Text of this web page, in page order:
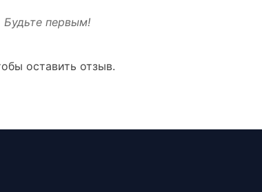
Будьте первым!
оставить отзыв.